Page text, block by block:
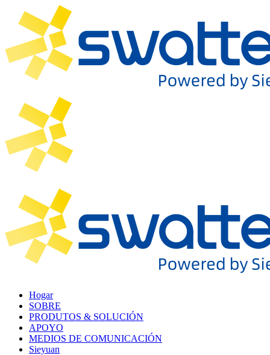
Hogar
SOBRE
PRODUTOS & SOLUCIÓN
APOYO
MEDIOS DE COMUNICACIÓN
Sieyuan